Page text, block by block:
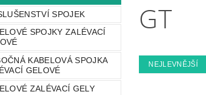
SPOJEK
SPOJKY ZALÉVACÍ
KABELOVÁ SPOJKA
GELOVÉ
ZALÉVACÍ GELY
GT
NEJLEVNĚJŠÍ